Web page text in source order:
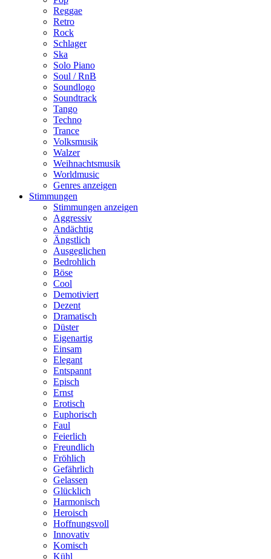
Reggae
Retro
Rock
Schlager
Ska
Solo Piano
Soul / RnB
Soundlogo
Soundtrack
Tango
Techno
Trance
Volksmusik
Walzer
Weihnachtsmusik
Worldmusic
Genres anzeigen
Stimmungen
Stimmungen anzeigen
Aggressiv
Andächtig
Ängstlich
Ausgeglichen
Bedrohlich
Böse
Cool
Demotiviert
Dezent
Dramatisch
Düster
Eigenartig
Einsam
Elegant
Entspannt
Episch
Ernst
Erotisch
Euphorisch
Faul
Feierlich
Freundlich
Fröhlich
Gefährlich
Gelassen
Glücklich
Harmonisch
Heroisch
Hoffnungsvoll
Innovativ
Komisch
Kühl